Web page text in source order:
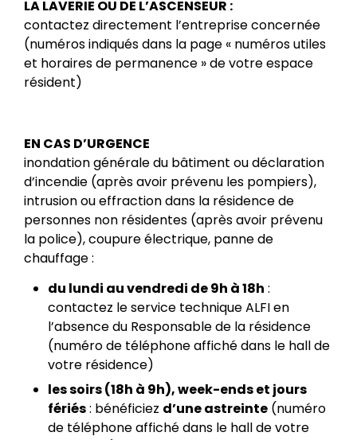
LA LAVERIE OU DE L’ASCENSEUR :
contactez directement l’entreprise concernée
(numéros indiqués dans la page « numéros utiles
et horaires de permanence » de votre espace
résident)
EN CAS D’URGENCE
inondation générale du bâtiment ou déclaration
d’incendie (après avoir prévenu les pompiers),
intrusion ou effraction dans la résidence de
personnes non résidentes (après avoir prévenu
la police), coupure électrique, panne de
chauffage :
du lundi au vendredi de 9h à 18h :
contactez le service technique ALFI en
l’absence du Responsable de la résidence
(numéro de téléphone affiché dans le hall de
votre résidence)
les soirs (18h à 9h), week-ends et jours
fériés: bénéficiez d’une astreinte (numéro
de téléphone affiché dans le hall de votre